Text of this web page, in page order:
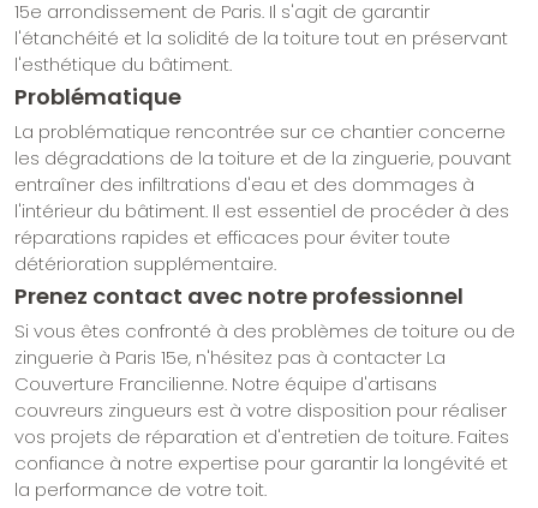
15e arrondissement de Paris. Il s'agit de garantir
l'étanchéité et la solidité de la toiture tout en préservant
l'esthétique du bâtiment.
Problématique
La problématique rencontrée sur ce chantier concerne
les dégradations de la toiture et de la zinguerie, pouvant
entraîner des infiltrations d'eau et des dommages à
l'intérieur du bâtiment. Il est essentiel de procéder à des
réparations rapides et efficaces pour éviter toute
détérioration supplémentaire.
Prenez contact avec notre professionnel
Si vous êtes confronté à des problèmes de toiture ou de
zinguerie à Paris 15e, n'hésitez pas à contacter La
Couverture Francilienne. Notre équipe d'artisans
couvreurs zingueurs est à votre disposition pour réaliser
vos projets de réparation et d'entretien de toiture. Faites
confiance à notre expertise pour garantir la longévité et
la performance de votre toit.